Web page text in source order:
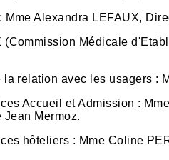
Mme Alexandra LEFAUX,
(Commission Médicale
la relation avec les usagers :
Accueil et Admission :
Jean Mermoz.
hôteliers : Mme Coline